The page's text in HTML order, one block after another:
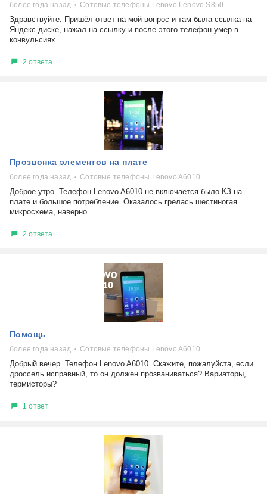
более года назад Сотовые телефоны Lenovo Lenovo S850
Здравствуйте. Пришёл ответ на мой вопрос и там была ссылка на
Яндекс-диске, нажал на ссылку и после этого телефон умер в
конвульсиях...
2 ответа
Прозвонка элементов на плате
более года назад Сотовые телефоны Lenovo A6010
Доброе утро. Телефон Lenovo A6010 не включается было КЗ на
плате и большое потребление. Оказалось грелась шестиногая
микросхема, наверно...
2 ответа
Помощь
более года назад Сотовые телефоны Lenovo A6010
Добрый вечер. Телефон Lenovo A6010. Скажите, пожалуйста, если
дроссель исправный, то он должен прозваниваться? Вариаторы,
термисторы?
1 ответ